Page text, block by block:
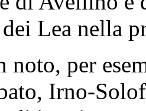
Lea nella
noto, per
Irno-